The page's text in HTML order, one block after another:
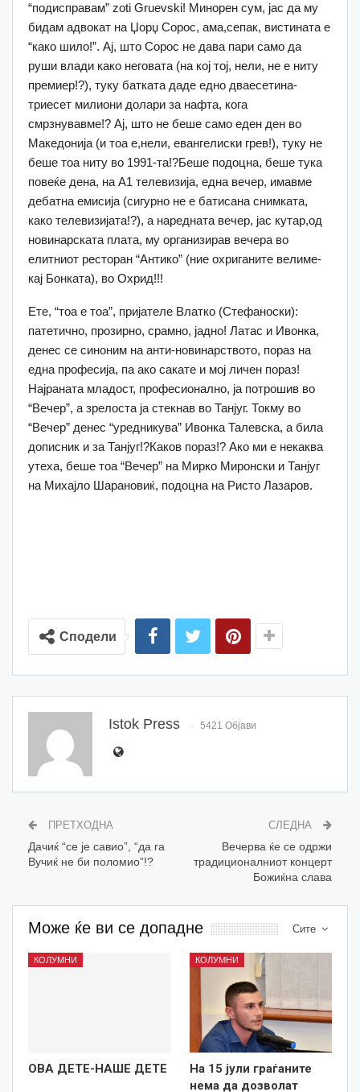
“подисправам” zoti Gruevski! Минорен сум, јас да му
бидам адвокат на Џорџ Сорос, ама,сепак, вистината е
“како шило!”. Ај, што Сорос не дава пари само да
руши влади како неговата (на кој тој, нели, не е ниту
премиер!?), туку батката даде едно дваесетина-
триесет милиони долари за нафта, кога
смрзнувавме!? Ај, што не беше само еден ден во
Македонија (и тоа е,нели, евангелиски грев!), туку не
беше тоа ниту во 1991-та!?Беше подоцна, беше тука
повеќе дена, на А1 телевизија, една вечер, имавме
дебатна емисија (сигурно не е батисана снимката,
како телевизијата!?), а наредната вечер, јас кутар,од
новинарската плата, му организирав вечера во
елитниот ресторан “Антико” (ние охриганите велиме-
кај Бонката), во Охрид!!!
Ете, “тоа е тоа”, пријателе Влатко (Стефаноски):
патетично, прозирно, срамно, јадно! Латас и Ивонка,
денес се синоним на анти-новинарството, пораз на
една професија, па ако сакате и мој личен пораз!
Најраната младост, професионално, ја потрошив во
“Вечер”, а зрелоста ја стекнав во Танјуг. Токму во
“Вечер” денес “уредникува” Ивонка Талевска, а била
дописник и за Танјуг!?Каков пораз!? Ако ми е некаква
утеха, беше тоа “Вечер” на Мирко Миронски и Танјуг
на Михајло Шарановиќ, подоцна на Ристо Лазаров.
Сподели
Istok Press 5421 Објави
ПРЕТХОДНА
Дачиќ “се је савио”, “да га
Вучиќ не би поломио”!?
СЛЕДНА
Вечерва ќе се одржи
традиционалниот концерт
Божиќна слава
Сите
Може ќе ви се допадне
КОЛУМНИ
ОВА ДЕТЕ-НАШЕ ДЕТЕ
КОЛУМНИ
На 15 јули граѓаните
нема да дозволат